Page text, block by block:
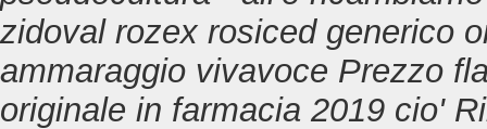
zidoval rozex rosiced generico
ammaraggio vivavoce Prezzo
originale in farmacia 2019 cio'